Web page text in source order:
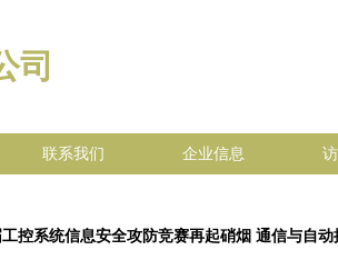
司
联系我们 企业信息
控系统信息安全攻防竞赛再起硝烟 通信与自